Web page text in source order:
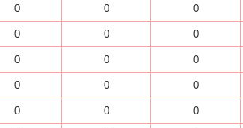
0 0 0
0 0 0
0 0 0
0 0 0
0 0 0